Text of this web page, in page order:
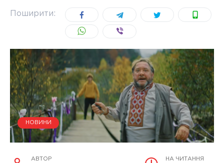
Поширити:
НОВИНИ
АВТОР НА ЧИТАННЯ